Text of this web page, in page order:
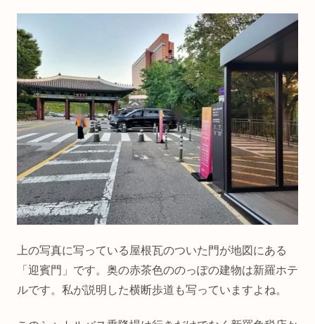
上の写真に写っている屋根瓦のついた門が地図にある
「迎賓門」です。奥の赤茶色ののっぽの建物は新羅ホテ
ルです。私が説明した横断歩道も写っていますよね。